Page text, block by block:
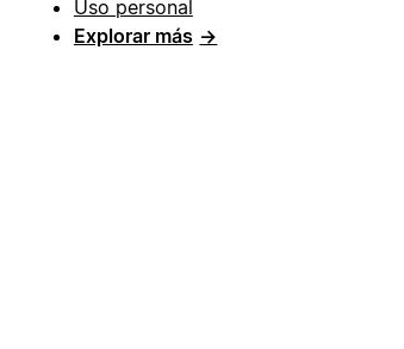
Uso personal
Explorar más →